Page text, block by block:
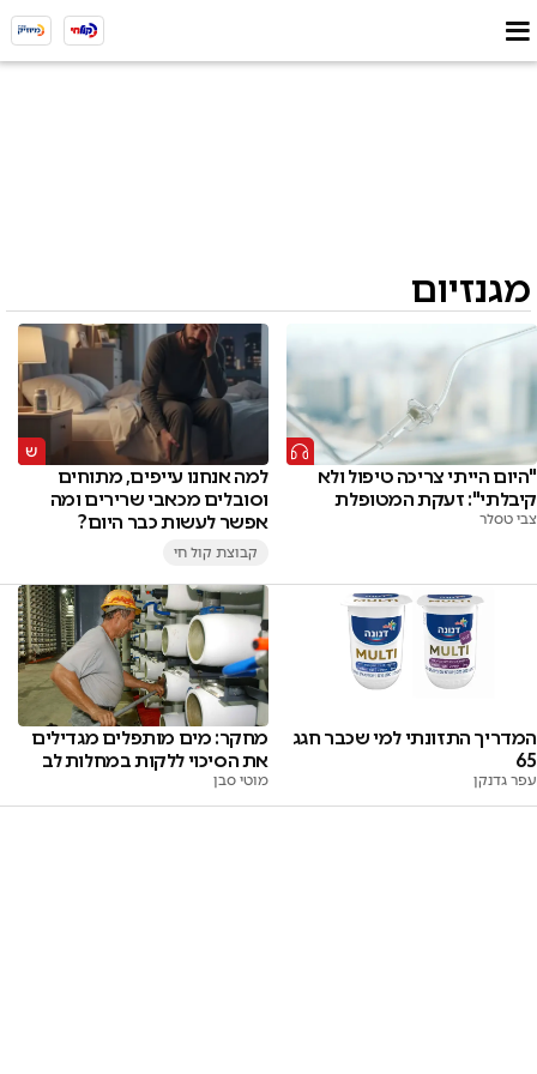
מגנזיום
"היום הייתי צריכה טיפול ולא
קיבלתי": זעקת המטופלת
צבי טסלר
למה אנחנו עייפים, מתוחים
וסובלים מכאבי שרירים ומה
אפשר לעשות כבר היום?
קבוצת קול חי
המדריך התזונתי למי שכבר חגג
65
עפר גדנקן
מחקר: מים מותפלים מגדילים
את הסיכוי ללקות במחלות לב
מוטי סבן